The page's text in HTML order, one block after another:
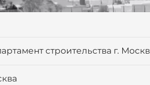
строительства г.